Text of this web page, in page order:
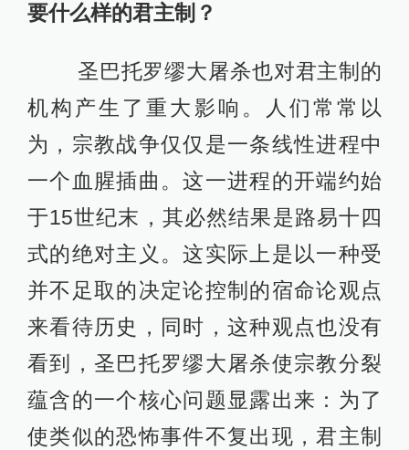
要什么样的君主制？
圣巴托罗缪大屠杀也对君主制的
机构产生了重大影响。人们常常以
为，宗教战争仅仅是一条线性进程中
一个血腥插曲。这一进程的开端约始
于15世纪末，其必然结果是路易十四
式的绝对主义。这实际上是以一种受
并不足取的决定论控制的宿命论观点
来看待历史，同时，这种观点也没有
看到，圣巴托罗缪大屠杀使宗教分裂
蕴含的一个核心问题显露出来：为了
使类似的恐怖事件不复出现，君主制